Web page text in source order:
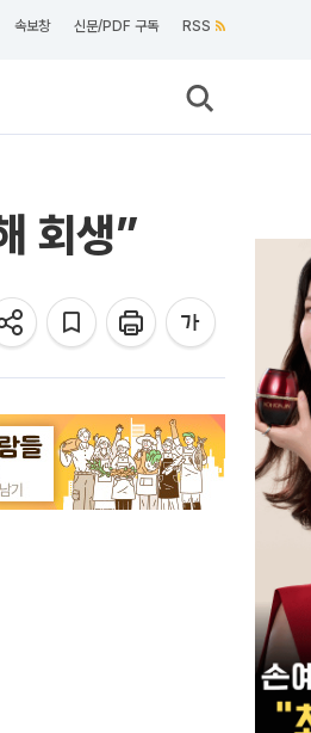
속보창 신문/PDF 구독 RSS
회생”